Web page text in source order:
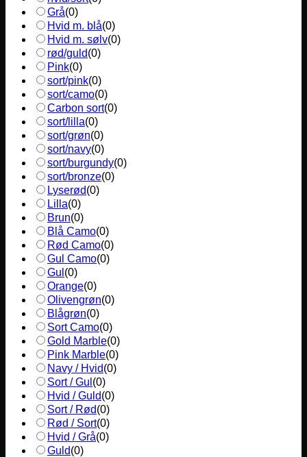
Grå(0)
Hvid m. blå(0)
Hvid m. sølv(0)
rød/guld(0)
Pink(0)
sort/pink(0)
sort/camo(0)
Carbon sort(0)
sort/lilla(0)
sort/grøn(0)
sort/navy(0)
sort/burgundy(0)
sort/bronze(0)
Lyserød(0)
Lilla(0)
Brun(0)
Blå Camo(0)
Rød Camo(0)
Gul Camo(0)
Gul (0)
Orange(0)
Olivengrøn(0)
Blågrøn(0)
Sort Camo(0)
Gold Marble(0)
Pink Marble(0)
Navy / Hvid(0)
Sort / Gul (0)
Hvid / Guld(0)
Sort / Rød(0)
Rød / Sort(0)
Hvid / Grå(0)
Guld(0)